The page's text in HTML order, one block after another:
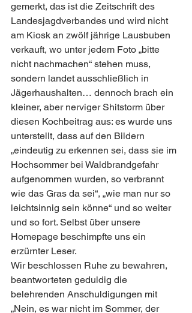
gemerkt, das ist die Zeitschrift des
Landesjagdverbandes und wird nicht
am Kiosk an zwölf jährige Lausbuben
verkauft, wo unter jedem Foto „bitte
nicht nachmachen“ stehen muss,
sondern landet ausschließlich in
Jägerhaushalten… dennoch brach ein
kleiner, aber nerviger Shitstorm über
diesen Kochbeitrag aus: es wurde uns
unterstellt, dass auf den Bildern
„eindeutig zu erkennen sei, dass sie im
Hochsommer bei Waldbrandgefahr
aufgenommen wurden, so verbrannt
wie das Gras da sei“, „wie man nur so
leichtsinnig sein könne“ und so weiter
und so fort. Selbst über unsere
Homepage beschimpfte uns ein
erzürnter Leser.
Wir beschlossen Ruhe zu bewahren,
beantworteten geduldig die
belehrenden Anschuldigungen mit
„Nein, es war nicht im Sommer, der